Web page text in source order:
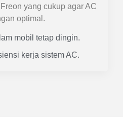
yang cukup agar AC
optimal.
mobil tetap dingin.
kerja sistem AC.